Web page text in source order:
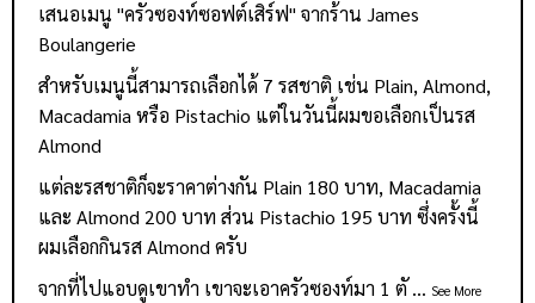
เสนอเมนู "ครัวซองท์ซอฟต์เสิร์ฟ" จากร้าน James
Boulangerie
สำหรับเมนูนี้สามารถเลือกได้ 7 รสชาติ เช่น Plain, Almond,
Macadamia หรือ Pistachio แต่ในวันนี้ผมขอเลือกเป็นรส
Almond
แต่ละรสชาติก็จะราคาต่างกัน Plain 180 บาท, Macadamia
และ Almond 200 บาท ส่วน Pistachio 195 บาท ซึ่งครั้งนี้
ผมเลือกกินรส Almond ครับ
จากที่ไปแอบดูเขาทำ เขาจะเอาครัวซองท์มา 1 ตั ... See More